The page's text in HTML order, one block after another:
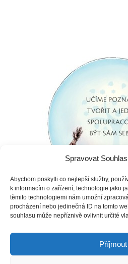
Spravovat
Abychom poskytli co nejlepší služby,
k informacím o zařízení, technologie jako
těmito technologiemi nám umožní
procházení nebo jedinečná ID na tomto
souhlasu může nepříznivě ovlivnit určité
Příjmout